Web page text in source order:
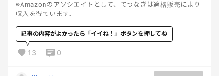
※Amazonのアソシエイトとして、てつなぎは適格販売により
収入を得ています。
記事の内容がよかったら「イイね！」ボタンを押してね
13 0